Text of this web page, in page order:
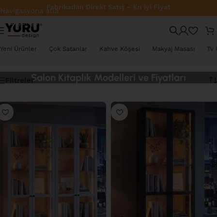
Navigasyona atla
Ana içeriğe atla
Türkiye Geneli Ücretsiz Kargo
Yeni Ürünler Çok Satanlar Kahve Köşesi Makyaj Masası Tv
Salon Kitaplık Modelleri ve Fiyatları
Filtreler